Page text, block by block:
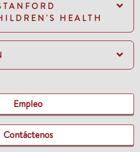
HEALTH
Empleo
Contáctenos